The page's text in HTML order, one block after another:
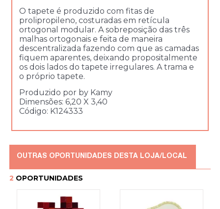
O tapete é produzido com fitas de
prolipropileno, costuradas em retícula
ortogonal modular. A sobreposição das três
malhas ortogonais e feita de maneira
descentralizada fazendo com que as camadas
fiquem aparentes, deixando propositalmente
os dois lados do tapete irregulares. A trama e
o próprio tapete.
Produzido por by Kamy
Dimensões: 6,20 X 3,40
Código: K124333
OUTRAS OPORTUNIDADES DESTA LOJA/LOCAL
2 OPORTUNIDADES